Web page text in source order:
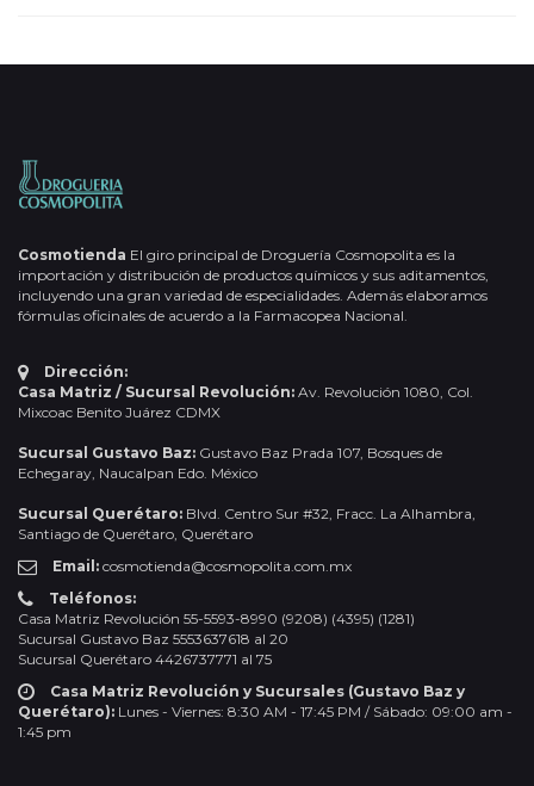
Cosmotienda El giro principal de Droguería Cosmopolita es la
importación y distribución de productos químicos y sus aditamentos,
incluyendo una gran variedad de especialidades. Además elaboramos
fórmulas oficinales de acuerdo a la Farmacopea Nacional.
Dirección:
Casa Matriz / Sucursal Revolución: Av. Revolución 1080, Col.
Mixcoac Benito Juárez CDMX
Sucursal Gustavo Baz: Gustavo Baz Prada 107, Bosques de
Echegaray, Naucalpan Edo. México
Sucursal Querétaro: Blvd. Centro Sur #32, Fracc. La Alhambra,
Santiago de Querétaro, Querétaro
Email: cosmotienda@cosmopolita.com.mx
Teléfonos:
Casa Matriz Revolución 55-5593-8990 (9208) (4395) (1281)
Sucursal Gustavo Baz 5553637618 al 20
Sucursal Querétaro 4426737771 al 75
Casa Matriz Revolución y Sucursales (Gustavo Baz y
Querétaro): Lunes - Viernes: 8:30 AM - 17:45 PM / Sábado: 09:00 am -
1:45 pm